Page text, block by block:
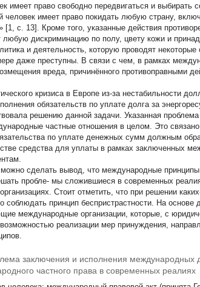
имеет право свободно передвигаться и выбирать
человек имеет право покидать любую страну,
[1, с. 13]. Кроме того, указанные действия
любую дискриминацию по полу, цвету кожи и
и деятельность, которую проводят
даже преступны. В связи с чем, в рамках
вреда, причинённого противоправными
кризиса в Европе из-за нестабильности
обязательств по уплате долга за
решению данной задачи. Указанная
частные отношения в целом. Это
по уплате денежных сумм должным
средства для уплаты в рамках заключенных
сделать вывод, что международные
пробле- мы сложившиеся в современных
Стоит отметить, что при решении
соблюдать принцип беспристрастности. На основе
международные организации, которые, с
реализации мер принуждения,
заключения и исполнения международных
частного права в современных реалиях